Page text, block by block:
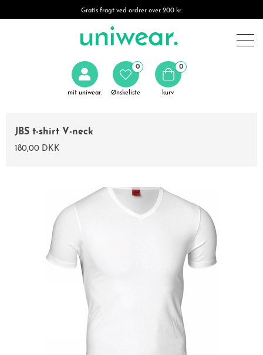
Gratis fragt ved ordrer over 200 kr.
mit uniwear. Ønskeliste
0 0
kurv
JBS t-shirt V-neck
180,00 DKK